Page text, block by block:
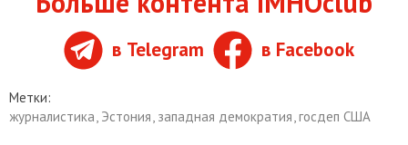
в Telegram в Facebook
Метки:
журналистика Эстония западная демократия госдеп США